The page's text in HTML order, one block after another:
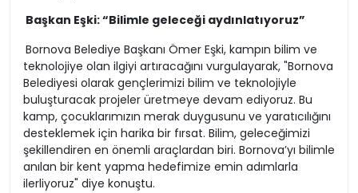
Başkan Eşki: “Bilimle geleceği aydınlatıyoruz”
Bornova Belediye Başkanı Ömer Eşki, kampın bilim ve
teknolojiye olan ilgiyi artıracağını vurgulayarak, "Bornova
Belediyesi olarak gençlerimizi bilim ve teknolojiyle
buluşturacak projeler üretmeye devam ediyoruz. Bu
kamp, çocuklarımızın merak duygusunu ve yaratıcılığını
desteklemek için harika bir fırsat. Bilim, geleceğimizi
şekillendiren en önemli araçlardan biri. Bornova’yı bilimle
anılan bir kent yapma hedefimize emin adımlarla
ilerliyoruz" diye konuştu.